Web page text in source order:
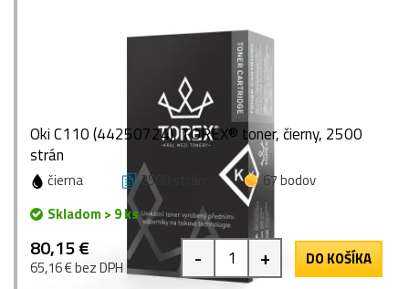
Oki C110 (44250724), TOREX® toner, čierny, 2500
strán
čierna 2500 strán
67 bodov
Skladom > 9 ks
80,15 €
65,16 € bez DPH - + DO KOŠÍKA